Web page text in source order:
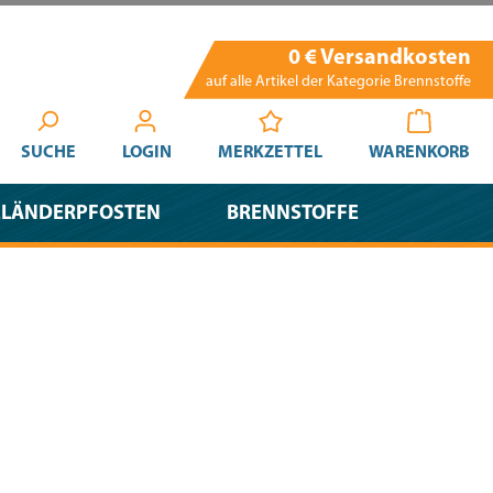
0 € Versandkosten
auf alle Artikel der Kategorie Brennstoffe
SUCHE LOGIN MERKZETTEL WARENKORB
BRENNSTOFFE